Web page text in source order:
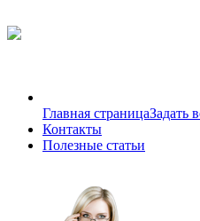
Главная страницаЗадать
Контакты
Полезные статьи